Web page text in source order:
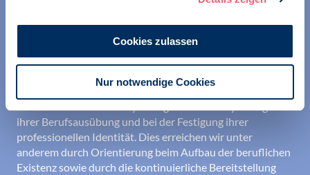
Cookies zulassen
Nur notwendige Cookies
ihrer Berufsausübung und bei der Festigung ihrer
professionellen Identität. Dies erreichen wir unter
anderem durch Orientierung beim Aufbau der beruflichen
Existenz sowie durch die kontinuierliche Bereitstellung